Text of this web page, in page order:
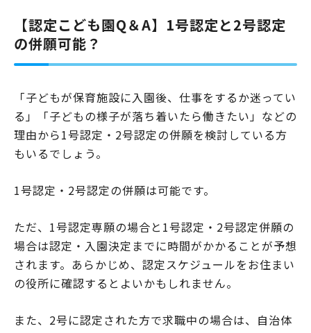
受ければ、預かり保育の利用日数に応じて日額450円まで補助金が支給
されます。また、月額最大11,300円までという利用料の…
【認定こども園Q＆A】1号認定と2号認定
の併願可能？
「子どもが保育施設に入園後、仕事をするか迷ってい
る」「子どもの様子が落ち着いたら働きたい」などの
理由から1号認定・2号認定の併願を検討している方
もいるでしょう。
1号認定・2号認定の併願は可能です。
ただ、1号認定専願の場合と1号認定・2号認定併願の
場合は認定・入園決定までに時間がかかることが予想
されます。あらかじめ、認定スケジュールをお住まい
の役所に確認するとよいかもしれません。
また、2号に認定された方で求職中の場合は、自治体